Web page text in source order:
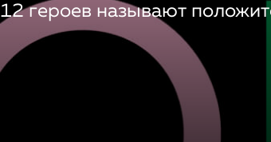
12 героев называют